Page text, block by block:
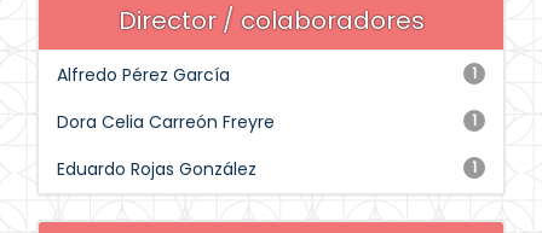
Director / colaboradores
1
Alfredo Pérez García
1
Dora Celia Carreón Freyre
1
Eduardo Rojas González